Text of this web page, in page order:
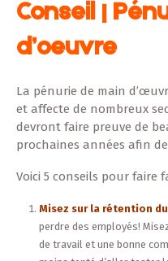
Conseil |
d’oeuvre
La pénurie de main
et affecte de nombreux
devront faire preuve de
prochaines années afin
Voici 5 conseils pour faire
Misez sur la rétention
perdre des employés!
de travail et une bonne